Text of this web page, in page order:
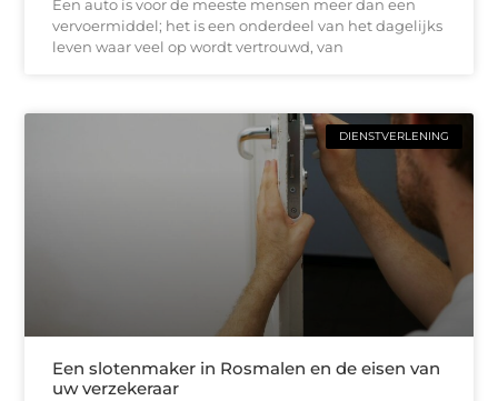
Een auto is voor de meeste mensen meer dan een
vervoermiddel; het is een onderdeel van het dagelijks
leven waar veel op wordt vertrouwd, van
DIENSTVERLENING
Een slotenmaker in Rosmalen en de eisen van
uw verzekeraar